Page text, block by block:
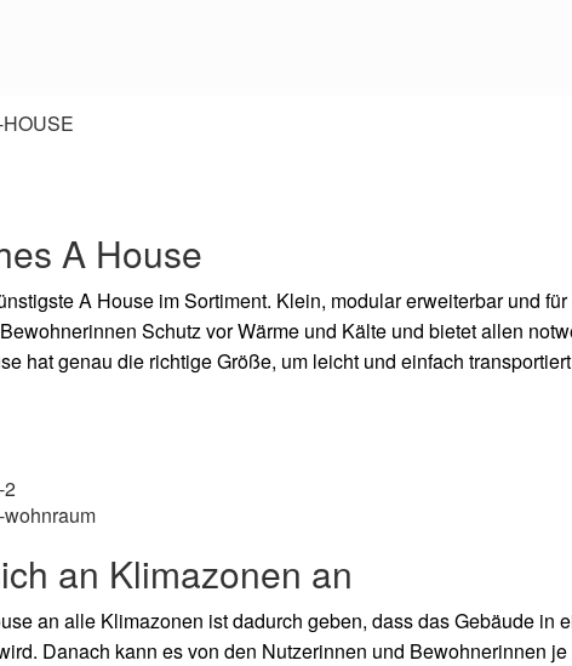
A House
A House im Sortiment. Klein, modular erweiterbar und
Schutz vor Wärme und Kälte und bietet allen
hat genau die richtige Größe, um leicht und einfach
an Klimazonen an
an alle Klimazonen ist dadurch geben, dass das Gebäude in
Danach kann es von den Nutzerinnen und Bewohnerinnen